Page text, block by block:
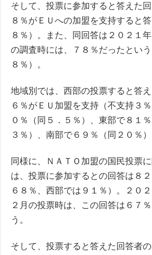
そして、投票に参加すると答えた
８％がＥＵへの加盟を支持すると
８％）。また、同回答は２０２１
の調査時には、７８％だったとい
８％）。
地域別では、西部の投票すると答
６％がＥＵ加盟を支持（不支持３
０％（同５．５％）、東部で８１％
３％）、南部で６９％（同２０％）
同様に、ＮＡＴＯ加盟の国民投票
は、投票に参加するとの回答は８
６８％、西部では９１％）。２０
２月の投票時は、この回答は６７
う。
そして、投票すると答えた回答者